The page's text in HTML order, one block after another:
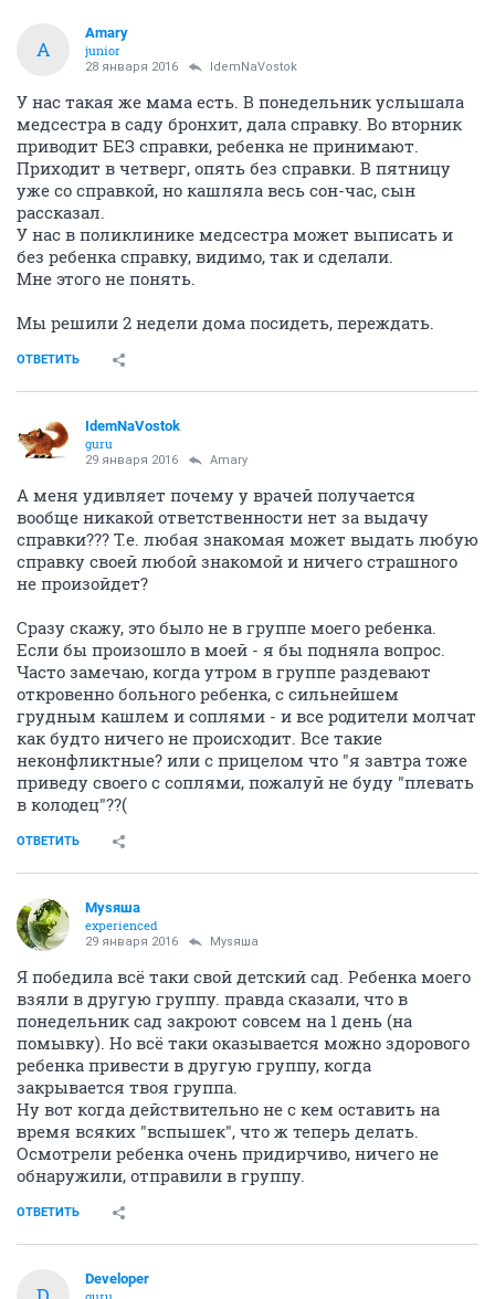
A
Amary
junior
28 января 2016 IdemNaVostok
У нас такая же мама есть. В понедельник услышала
медсестра в саду бронхит, дала справку. Во вторник
приводит БЕЗ справки, ребенка не принимают.
Приходит в четверг, опять без справки. В пятницу
уже со справкой, но кашляла весь сон-час, сын
рассказал.
У нас в поликлинике медсестра может выписать и
без ребенка справку, видимо, так и сделали.
Мне этого не понять.
Мы решили 2 недели дома посидеть, переждать.
ОТВЕТИТЬ
IdemNaVostok
guru
29 января 2016 Amary
А меня удивляет почему у врачей получается
вообще никакой ответственности нет за выдачу
справки??? Т.е. любая знакомая может выдать любую
справку своей любой знакомой и ничего страшного
не произойдет?
Сразу скажу, это было не в группе моего ребенка.
Если бы произошло в моей - я бы подняла вопрос.
Часто замечаю, когда утром в группе раздевают
откровенно больного ребенка, с сильнейшем
грудным кашлем и соплями - и все родители молчат
как будто ничего не происходит. Все такие
неконфликтные? или с прицелом что "я завтра тоже
приведу своего с соплями, пожалуй не буду "плевать
в колодец"??(
ОТВЕТИТЬ
Муsяша
experienced
29 января 2016 Муsяша
Я победила всё таки свой детский сад. Ребенка моего
взяли в другую группу. правда сказали, что в
понедельник сад закроют совсем на 1 день (на
помывку). Но всё таки оказывается можно здорового
ребенка привести в другую группу, когда
закрывается твоя группа.
Ну вот когда действительно не с кем оставить на
время всяких "вспышек", что ж теперь делать.
Осмотрели ребенка очень придирчиво, ничего не
обнаружили, отправили в группу.
ОТВЕТИТЬ
Developer